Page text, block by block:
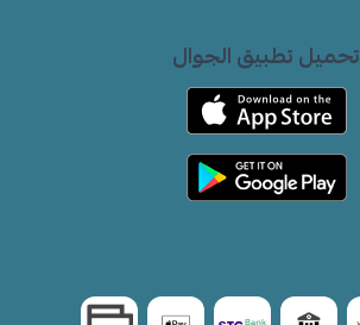
تحميل تطبيق الجوال